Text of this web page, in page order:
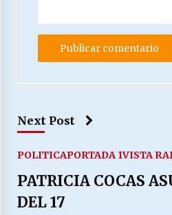
Next Post
POLITICAPORTADA 1VISTA
PATRICIA COCAS
DEL 17